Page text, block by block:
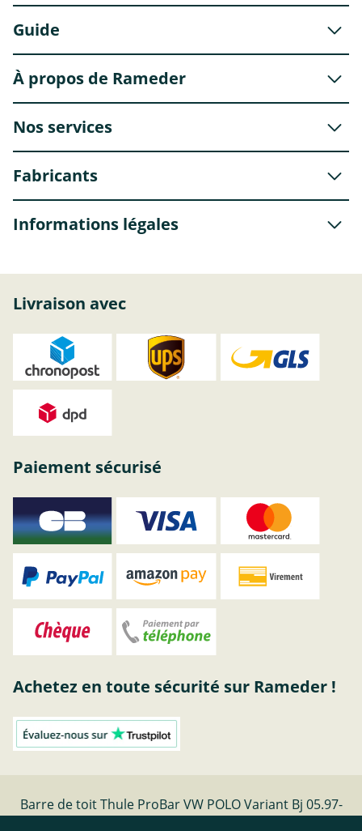
Guide
À propos de Rameder
Nos services
Fabricants
Informations légales
Livraison avec
Paiement sécurisé
Achetez en toute sécurité sur Rameder !
Barre de toit Thule ProBar VW POLO Variant Bj 05.97-